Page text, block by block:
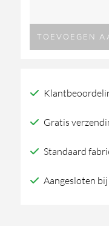
Flessa
Spotwater316
aantal
TOEVOEGEN
Gratis
Standaard
Aangesloten